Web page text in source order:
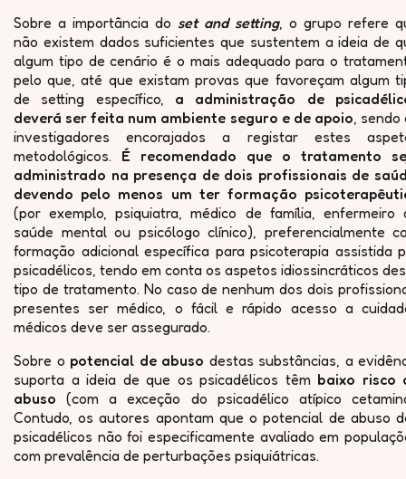
Sobre a importância do set and setting, o grupo refere
não existem dados suficientes que sustentem a ideia de
algum tipo de cenário é o mais adequado para o
pelo que, até que existam provas que favoreçam algum
de setting específico, a administração de
deverá ser feita num ambiente seguro e de apoio, sendo
investigadores encorajados a registar estes
metodológicos. É recomendado que o tratamento
administrado na presença de dois profissionais de
devendo pelo menos um ter formação
(por exemplo, psiquiatra, médico de família, enfermeiro
saúde mental ou psicólogo clínico), preferencialmente
formação adicional específica para psicoterapia assistida
psicadélicos, tendo em conta os aspetos idiossincráticos
tipo de tratamento. No caso de nenhum dos dois
presentes ser médico, o fácil e rápido acesso a
médicos deve ser assegurado.
Sobre o potencial de abuso destas substâncias, a
suporta a ideia de que os psicadélicos têm baixo risco
abuso (com a exceção do psicadélico atípico
Contudo, os autores apontam que o potencial de abuso
psicadélicos não foi especificamente avaliado em
com prevalência de perturbações psiquiátricas.